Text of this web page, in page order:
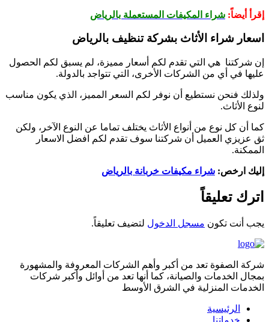
إقرأ أيضاً: شراء المكيفات المستعملة بالرياض
اسعار شراء الأثاث بشركة تنظيف بالرياض
إن شركتنا هي التي تقدم لكم أسعار مميزة، لم يسبق لكم الحصول
عليها في أي من الشركات الأخرى، التي تتواجد بالدولة.
ولذلك فنحن نستطيع أن نوفر لكم السعر المميز، الذي يكون مناسب
لنوع الأثاث.
كما أن كل نوع من أنواع الأثاث يختلف تماما عن النوع الآخر، ولكن
ثق عزيزي العميل أن شركتنا سوف تقدم لكم افضل الاسعار
الممكنة.
إليك ارخص: شراء مكيفات خربانة بالرياض
اترك تعليقاً
يجب أنت تكون مسجل الدخول لتضيف تعليقاً.
شركة الصفوة تعد من أكبر وأهم الشركات المعروفة والمشهورة
بمجال الخدمات والصيانة، كما أنها تعد من أوائل وأكبر شركات
الخدمات المنزلية في الشرق الأوسط
الرئيسية
خدماتنا